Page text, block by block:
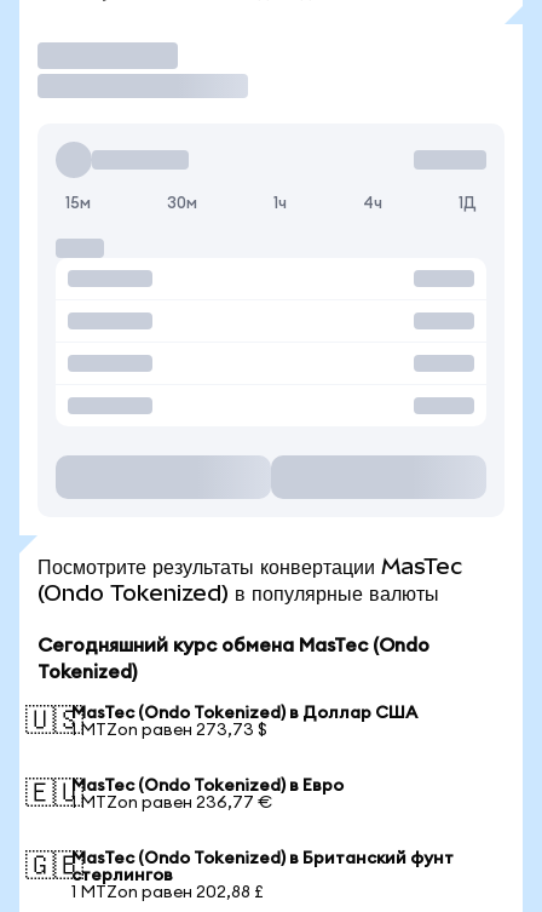
15м 30м 1ч 4ч 1Д
Посмотрите результаты конвертации MasTec
(Ondo Tokenized) в популярные валюты
Сегодняшний курс обмена MasTec (Ondo
Tokenized)
🇺🇸MasTec (Ondo Tokenized) в Доллар США
1 MTZon равен 273,73 $
🇪🇺MasTec (Ondo Tokenized) в Евро
1 MTZon равен 236,77 €
🇬🇧MasTec (Ondo Tokenized) в Британский фунт
стерлингов
1 MTZon равен 202,88 £